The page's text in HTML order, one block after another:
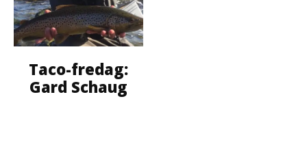
Taco-fredag:
Gard Schaug